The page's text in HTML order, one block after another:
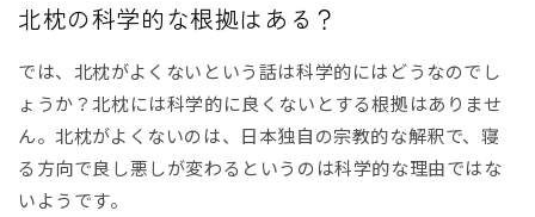
北枕の科学的な根拠はある？
では、北枕がよくないという話は科学的にはどうなのでし
ょうか？北枕には科学的に良くないとする根拠はありませ
ん。北枕がよくないのは、日本独自の宗教的な解釈で、寝
る方向で良し悪しが変わるというのは科学的な理由ではな
いようです。